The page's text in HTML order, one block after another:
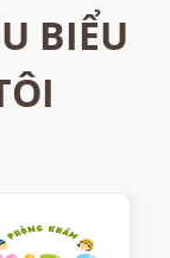
BIỂU